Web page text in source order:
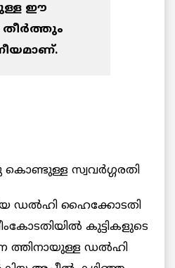
ഈ
തീര്‍ത്തും
കൊണ്ടുള്ള സ്വവര്‍ഗ്ഗരതി
ഡല്‍ഹി ഹൈക്കോടതി
കുട്ടികളുടെ
ഡല്‍ഹി